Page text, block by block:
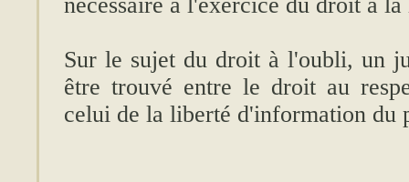
Sur le sujet du droit à l'oubli, un
être trouvé entre le droit au
celui de la liberté d'information du